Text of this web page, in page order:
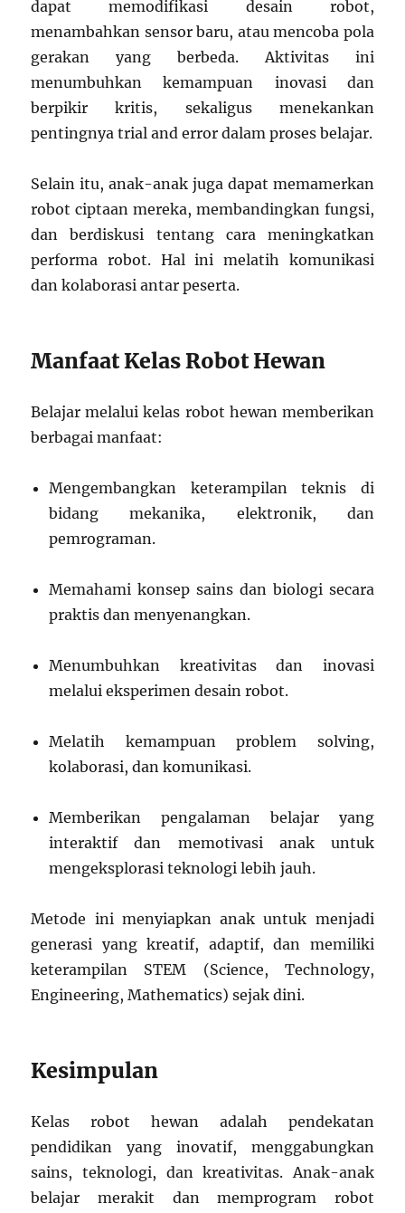
dapat memodifikasi desain robot,
menambahkan sensor baru, atau mencoba pola
gerakan yang berbeda. Aktivitas ini
menumbuhkan kemampuan inovasi dan
berpikir kritis, sekaligus menekankan
pentingnya trial and error dalam proses belajar.
Selain itu, anak-anak juga dapat memamerkan
robot ciptaan mereka, membandingkan fungsi,
dan berdiskusi tentang cara meningkatkan
performa robot. Hal ini melatih komunikasi
dan kolaborasi antar peserta.
Manfaat Kelas Robot Hewan
Belajar melalui kelas robot hewan memberikan
berbagai manfaat:
Mengembangkan keterampilan teknis di
bidang mekanika, elektronik, dan
pemrograman.
Memahami konsep sains dan biologi secara
praktis dan menyenangkan.
Menumbuhkan kreativitas dan inovasi
melalui eksperimen desain robot.
Melatih kemampuan problem solving,
kolaborasi, dan komunikasi.
Memberikan pengalaman belajar yang
interaktif dan memotivasi anak untuk
mengeksplorasi teknologi lebih jauh.
Metode ini menyiapkan anak untuk menjadi
generasi yang kreatif, adaptif, dan memiliki
keterampilan STEM (Science, Technology,
Engineering, Mathematics) sejak dini.
Kesimpulan
Kelas robot hewan adalah pendekatan
pendidikan yang inovatif, menggabungkan
sains, teknologi, dan kreativitas. Anak-anak
belajar merakit dan memprogram robot